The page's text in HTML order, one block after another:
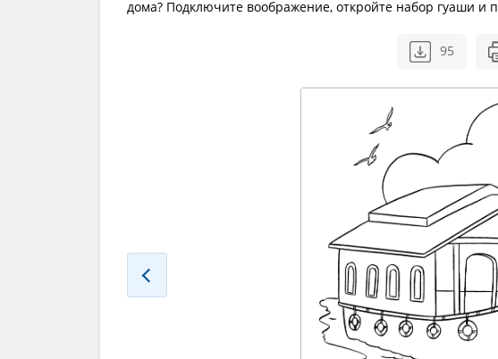
дома? Подключите воображение, откройте набор гуаши и
95